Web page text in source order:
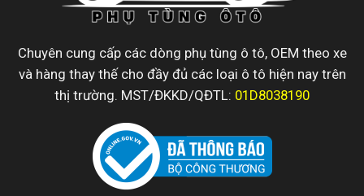
Chuyên cung cấp các dòng phụ tùng ô tô, OEM theo xe
và hàng thay thế cho đầy đủ các loại ô tô hiện nay trên
thị trường. MST/ĐKKD/QĐTL: 01D8038190